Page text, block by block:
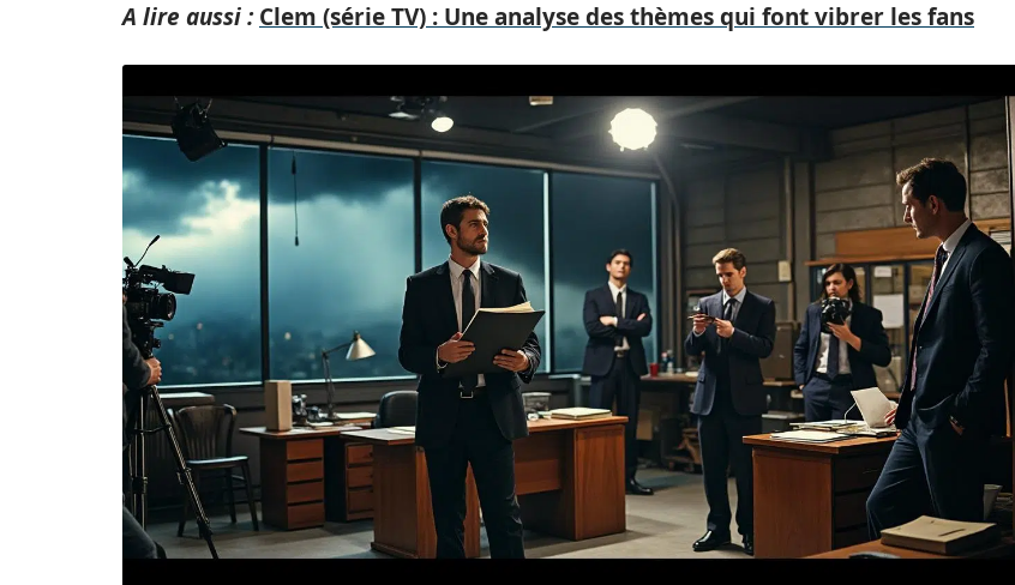
A lire aussi : Clem (série TV) : Une analyse des thèmes qui font vibrer les fans